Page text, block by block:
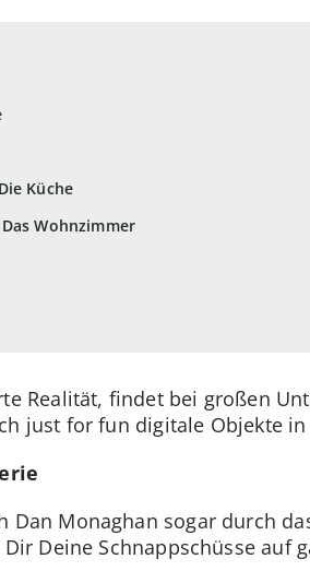
Küche
Wohnzimmer
Realität, findet bei großen
just for fun digitale Objekte
Dan Monaghan sogar durch
Deine Schnappschüsse auf